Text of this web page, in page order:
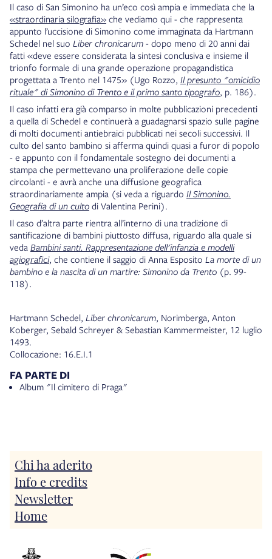
Il caso di San Simonino ha un’eco così ampia e immediata che la
«straordinaria silografia» che vediamo qui - che rappresenta
appunto l’uccisione di Simonino come immaginata da Hartmann
Schedel nel suo Liber chronicarum - dopo meno di 20 anni dai
fatti «deve essere considerata la sintesi conclusiva e insieme il
trionfo formale di una grande operazione propagandistica
progettata a Trento nel 1475» (Ugo Rozzo, Il presunto "omicidio
rituale" di Simonino di Trento e il primo santo tipografo, p. 186).
Il caso infatti era già comparso in molte pubblicazioni precedenti
a quella di Schedel e continuerà a guadagnarsi spazio sulle pagine
di molti documenti antiebraici pubblicati nei secoli successivi. Il
culto del santo bambino si afferma quindi quasi a furor di popolo
- e appunto con il fondamentale sostegno dei documenti a
stampa che permettevano una proliferazione delle copie
circolanti - e avrà anche una diffusione geografica
straordinariamente ampia (si veda a riguardo Il Simonino.
Geografia di un culto di Valentina Perini).
Il caso d’altra parte rientra all’interno di una tradizione di
santificazione di bambini piuttosto diffusa, riguardo alla quale si
veda Bambini santi. Rappresentazione dell'infanzia e modelli
agiografici, che contiene il saggio di Anna Esposito La morte di un
bambino e la nascita di un martire: Simonino da Trento (p. 99-
118).
Hartmann Schedel, Liber chronicarum, Norimberga, Anton
Koberger, Sebald Schreyer & Sebastian Kammermeister, 12 luglio
1493.
Collocazione: 16.E.I.1
FA PARTE DI
Album "Il cimitero di Praga"
Chi ha aderito
Info e credits
Newsletter
Home